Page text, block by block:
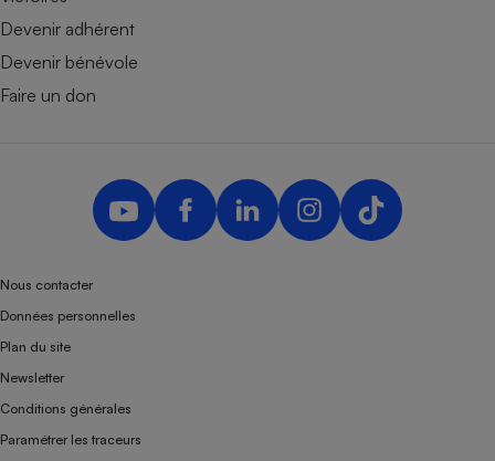
Devenir adhérent
Devenir bénévole
Faire un don
Nous contacter
Données personnelles
Plan du site
Newsletter
Conditions générales
Paramétrer les traceurs